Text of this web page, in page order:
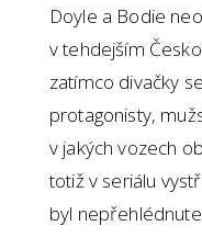
Doyle a Bodie
v tehdejším
zatímco divačky
protagonisty,
v jakých vozech
totiž v seriálu
byl